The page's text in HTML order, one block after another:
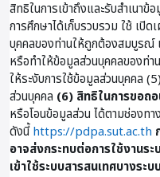
สิทธิในการเข้าถึงและรับสำเนา
การศึกษาได้เก็บรวบรวม ใช้ เปิ
บุคคลของท่านให้ถูกต้องสมบูรณ์
หรือทำให้ข้อมูลส่วนบุคคลของท่า
ให้ระงับการใช้ข้อมูลส่วนบุคคล
ส่วนบุคคล (6) สิทธิในการขอถ
หรือโอนข้อมูลส่วน ได้ตามช่องท
ดังนี้ https://pdpa.sut.ac.th
อาจส่งกระทบต่อการใช้งานร
เข้าใช้ระบบสารสนเทศบางระบ